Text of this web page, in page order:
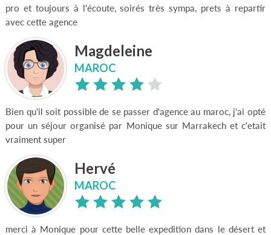
pro et toujours à l'écoute, soirés très sympa, prets à repartir
avec cette agence
Magdeleine
MAROC
Bien qu'il soit possible de se passer d'agence au maroc, j'ai opté
pour un séjour organisé par Monique sur Marrakech et c'etait
vraiment super
Hervé
MAROC
merci à Monique pour cette belle expedition dans le désert et